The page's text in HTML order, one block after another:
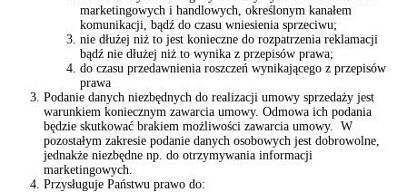
marketingowych i handlowych, określonym kanałem
komunikacji, bądź do czasu wniesienia sprzeciwu;
nie dłużej niż to jest konieczne do rozpatrzenia reklamacji
bądź nie dłużej niż to wynika z przepisów prawa;
do czasu przedawnienia roszczeń wynikającego z przepisów
prawa
Podanie danych niezbędnych do realizacji umowy sprzedaży jest
warunkiem koniecznym zawarcia umowy. Odmowa ich podania
będzie skutkować brakiem możliwości zawarcia umowy. W
pozostałym zakresie podanie danych osobowych jest dobrowolne,
jednakże niezbędne np. do otrzymywania informacji
marketingowych.
Przysługuje Państwu prawo do: